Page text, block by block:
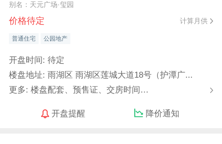
别名：天元广场·玺园
价格待定 计算月供
普通住宅 公园地产
开盘时间: 待定
楼盘地址: 雨湖区 雨湖区莲城大道18号（护潭广...
更多: 楼盘配套、预售证、交房时间…
开盘提醒 降价通知